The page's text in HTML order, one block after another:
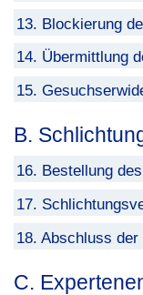
13. Blockierung
14. Übermittlung
15.
B.
16. Bestellung
17.
18. Abschluss
C.